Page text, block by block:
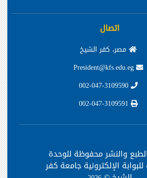
اتصال
مصر، كفر الشيخ
والنشر محفوظة للوحدة
للبوابة الإلكترونية جامعة كفر